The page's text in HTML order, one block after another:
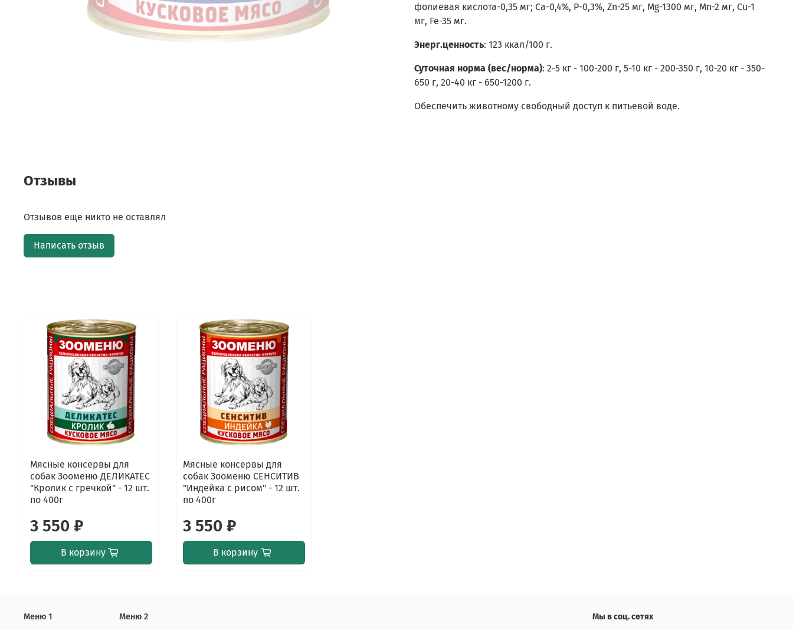
фолиевая кислота-0,35 мг; Ca-0,4%, P-0,3%, Zn-25 мг, Mg-1300 мг, Mn-2 мг, Cu-1
мг, Fe-35 мг.
Энерг.ценность: 123 ккал/100 г.
Суточная норма (вес/норма): 2-5 кг - 100-200 г, 5-10 кг - 200-350 г, 10-20 кг - 350-
650 г, 20-40 кг - 650-1200 г.
Обеспечить животному свободный доступ к питьевой воде.
Отзывы
Отзывов еще никто не оставлял
Написать отзыв
Мясные консервы для
собак Зооменю ДЕЛИКАТЕС
"Кролик с гречкой" - 12 шт.
по 400г
3 550 ₽
В корзину
Мясные консервы для
собак Зооменю СЕНСИТИВ
"Индейка с рисом" - 12 шт.
по 400г
3 550 ₽
В корзину
Меню 1 Меню 2 Мы в соц. сетях